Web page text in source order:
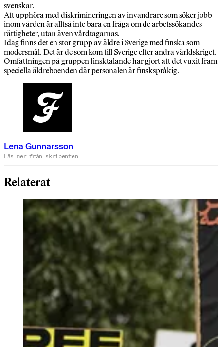
svenskar.
Att upphöra med diskrimineringen av invandrare som söker jobb
inom vården är alltså inte bara en fråga om de arbetssökandes
rättigheter, utan även vårdtagarnas.
Idag finns det en stor grupp av äldre i Sverige med finska som
modersmål. Det är de som kom till Sverige efter andra världskriget.
Omfattningen på gruppen finsktalande har gjort att det vuxit fram
speciella äldreboenden där personalen är finskspråkig.
Lena Gunnarsson
Läs mer från skribenten
Relaterat